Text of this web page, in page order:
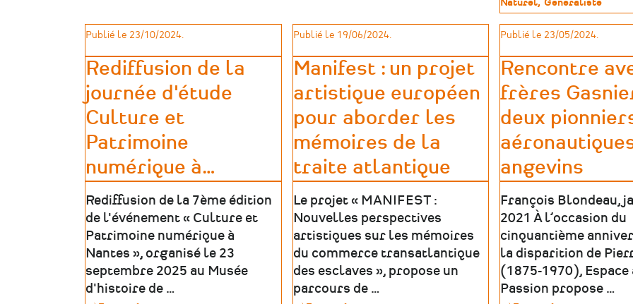
-
Replay
podcast
la
journée
d'étude
et
Patrimoine
numérique
à
Nantes
de
patrimoine
Naturel Généraliste
Publié le 23/10/2024.
Rediffusion de la
journée d'étude
Culture et
Patrimoine
numérique à…
Rediffusion de la 7ème édition
de l'événement « Culture et
Patrimoine numérique à
Nantes », organisé le 23
septembre 2025 au Musée
d'histoire de …
Publié le 19/06/2024.
Manifest : un projet
artistique européen
pour aborder les
mémoires de la
traite atlantique
Le projet « MANIFEST :
Nouvelles perspectives
artistiques sur les mémoires
du commerce transatlantique
des esclaves », propose un
parcours de …
Publié le 23/05/2024.
Rencontre
frères
deux
angevins
François Blondeau,
2021 À l’occasion du
cinquantième
la disparition de
(1875-1970), Espace
Passion propose …